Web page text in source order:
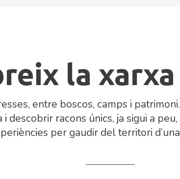
la
entre boscos, camps i
descobrir racons únics, ja sigui a
per gaudir del territori